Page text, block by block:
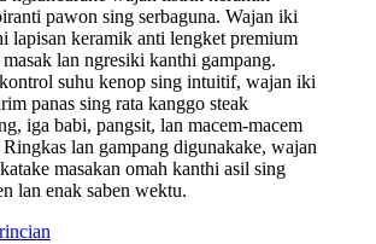
pawon sing serbaguna. Wajan iki
lapisan keramik anti lengket premium
lan ngresiki kanthi gampang.
suhu kenop sing intuitif, wajan iki
panas sing rata kanggo steak
iga babi, pangsit, lan macem-macem
lan gampang digunakake, wajan
masakan omah kanthi asil sing
lan enak saben wektu.
rincian